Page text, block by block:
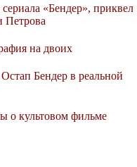
«Бендер», приквел
Петрова
на двоих
Бендер в реальной
о культовом фильме